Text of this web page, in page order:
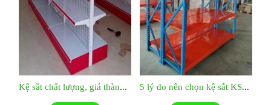
Kệ sắt chất lượng, giá thành hợp lý:KS049 5 lý do nên chọn kệ sắt KS047